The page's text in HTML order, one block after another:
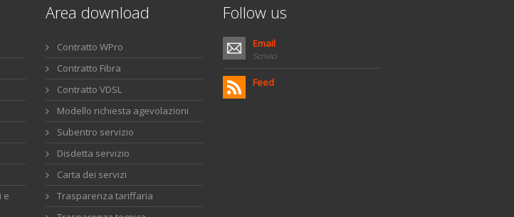
e
Area download
Contratto WPro
Contratto Fibra
Contratto VDSL
Modello richiesta agevolazioni
Subentro servizio
Disdetta servizio
Carta dei servizi
Trasparenza tariffaria
Follow us
Email
Scrivici
Feed